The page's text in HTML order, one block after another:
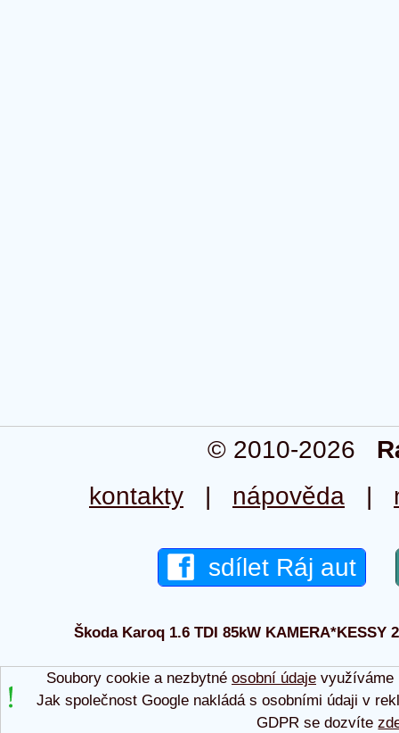
© 2010-2026
kontakty | nápověda |
sdílet Ráj aut
Škoda Karoq 1.6 TDI 85kW KAMERA*KESSY
Soubory cookie a nezbytné osobní údajevyužíváme
Jak společnost Google nakládá s osobními údaji v
GDPR se dozvíte